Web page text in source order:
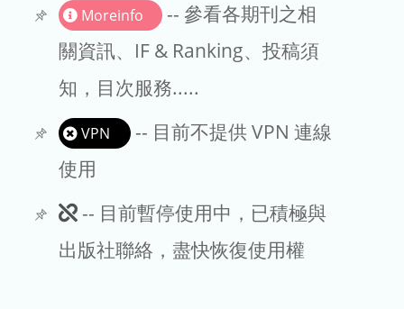
文章處理費
EndNote
Moreinfo
-- 參看各期刊之相
關資訊、IF & Ranking、投稿須
知，目次服務.....
VPN
-- 目前不提供 VPN 連線
使用
此
期
-- 目前暫停使用中，已積極與
出版社聯絡，盡快恢復使用權